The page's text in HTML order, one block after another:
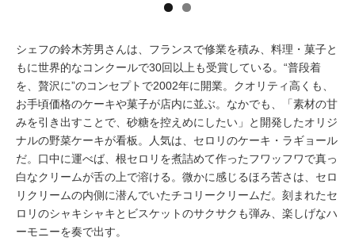
シェフの鈴木芳男さんは、フランスで修業を積み、料理・菓子と
もに世界的なコンクールで30回以上も受賞している。“普段着
を、贅沢に”のコンセプトで2002年に開業。クオリティ高くも、
お手頃価格のケーキや菓子が店内に並ぶ。なかでも、「素材の甘
みを引き出すことで、砂糖を控えめにしたい」と開発したオリジ
ナルの野菜ケーキが看板。人気は、セロリのケーキ・ラギョール
だ。口中に運べば、根セロリを煮詰めて作ったフワッフワで真っ
白なクリームが舌の上で溶ける。微かに感じるほろ苦さは、セロ
リクリームの内側に潜んでいたチコリークリームだ。刻まれたセ
ロリのシャキシャキとビスケットのサクサクも弾み、楽しげなハ
ーモニーを奏で出す。